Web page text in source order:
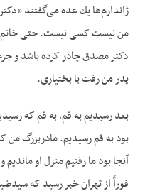
ژاندارم‌ها يك عده می‌‌‌‌گفتند
من نیست کسی نیست. حتی خانم
دکتر مصدق چادر کرده باشد و
پدر من رفت با بختیاری.
بعد رسیدیم به قم، به قم که
بود به قم رسیدیم. مادربزرگ
آنجا بود ما رفتیم منزل او
فوراً از تهران خبر رسید که